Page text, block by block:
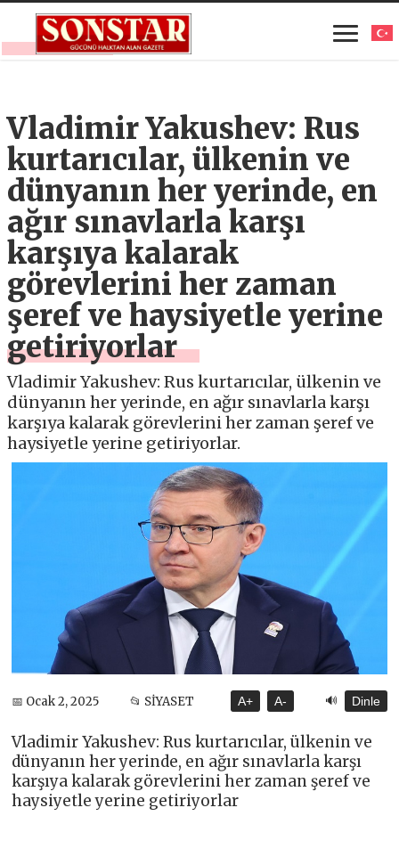
Vladimir Yakushev: Rus
kurtarıcılar, ülkenin ve
dünyanın her yerinde, en
ağır sınavlarla karşı
karşıya kalarak
görevlerini her zaman
şeref ve haysiyetle yerine
getiriyorlar
Vladimir Yakushev: Rus kurtarıcılar, ülkenin ve
dünyanın her yerinde, en ağır sınavlarla karşı
karşıya kalarak görevlerini her zaman şeref ve
haysiyetle yerine getiriyorlar.
📅 Ocak 2, 2025 📂 SİYASET A+ A- 🔊 Dinle
Vladimir Yakushev: Rus kurtarıcılar, ülkenin ve
dünyanın her yerinde, en ağır sınavlarla karşı
karşıya kalarak görevlerini her zaman şeref ve
haysiyetle yerine getiriyorlar